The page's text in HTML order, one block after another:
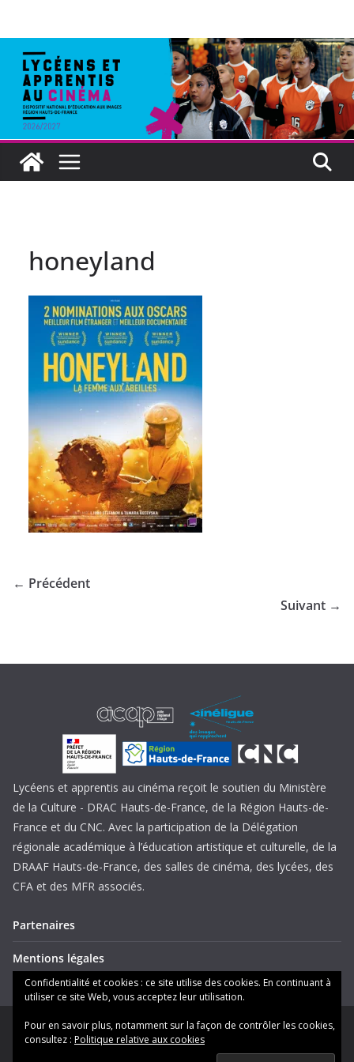
honeyland
← Précédent
Suivant →
Lycéens et apprentis au cinéma reçoit le soutien du Ministère
de la Culture - DRAC Hauts-de-France, de la Région Hauts-de-
France et du CNC. Avec la participation de la Délégation
régionale académique à l’éducation artistique et culturelle, de la
DRAAF Hauts-de-France, des salles de cinéma, des lycées, des
CFA et des MFR associés.
Partenaires
Mentions légales
Copyright © 2026 Lycéens et apprentis au cinéma Hauts-de-
. Tous droits réservés.
Confidentialité et cookies : ce site utilise des cookies. En continuant à
utiliser ce site Web, vous acceptez leur utilisation.
Pour en savoir plus, notamment sur la façon de contrôler les cookies,
consultez : Politique relative aux cookies